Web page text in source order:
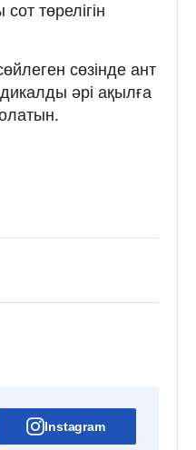
төрелігін
сөзінде ант
әрі ақылға
Instagram